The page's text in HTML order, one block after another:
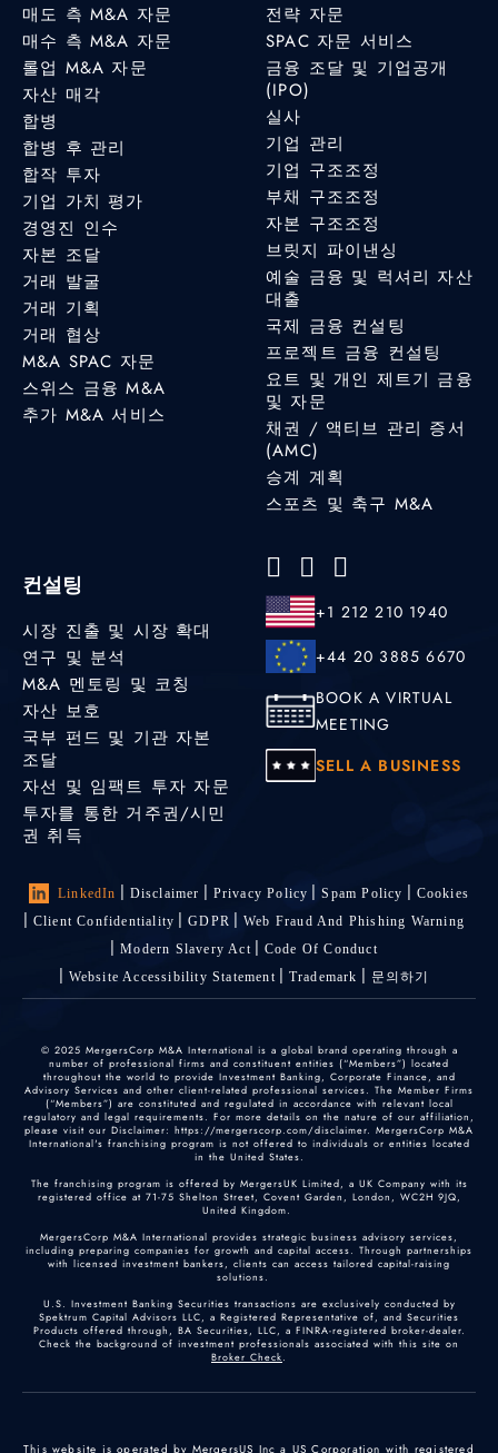
매도 측 M&A 자문
매수 측 M&A 자문
롤업 M&A 자문
자산 매각
합병
합병 후 관리
합작 투자
기업 가치 평가
경영진 인수
자본 조달
거래 발굴
거래 기획
거래 협상
M&A SPAC 자문
스위스 금융 M&A
추가 M&A 서비스
전략 자문
SPAC 자문 서비스
금융 조달 및 기업공개
(IPO)
실사
기업 관리
기업 구조조정
부채 구조조정
자본 구조조정
브릿지 파이낸싱
예술 금융 및 럭셔리 자산
대출
국제 금융 컨설팅
프로젝트 금융 컨설팅
요트 및 개인 제트기 금융
및 자문
채권 / 액티브 관리 증서
(AMC)
승계 계획
스포츠 및 축구 M&A
컨설팅
시장 진출 및 시장 확대
연구 및 분석
M&A 멘토링 및 코칭
자산 보호
국부 펀드 및 기관 자본
조달
자선 및 임팩트 투자 자문
투자를 통한 거주권/시민
권 취득
+1 212 210 1940
+44 20 3885 6670
BOOK A VIRTUAL
MEETING
SELL A BUSINESS
LinkedIn Disclaimer Privacy Policy Spam Policy
Cookies
Client Confidentiality
GDPR
Web Fraud And Phishing Warning
Modern Slavery Act
Code Of Conduct
Website Accessibility Statement
Trademark 문의하기
© 2025 MergersCorp M&A International is a global brand operating through a
number of professional firms and constituent entities (“Members”) located
throughout the world to provide Investment Banking, Corporate Finance, and
Advisory Services and other client-related professional services. The Member Firms
(“Members”) are constituted and regulated in accordance with relevant local
regulatory and legal requirements. For more details on the nature of our affiliation,
please visit our Disclaimer: https://mergerscorp.com/disclaimer. MergersCorp M&A
International's franchising program is not offered to individuals or entities located
in the United States.
The franchising program is offered by MergersUK Limited, a UK Company with its
registered office at 71-75 Shelton Street, Covent Garden, London, WC2H 9JQ,
United Kingdom.
MergersCorp M&A International provides strategic business advisory services,
including preparing companies for growth and capital access. Through partnerships
with licensed investment bankers, clients can access tailored capital-raising
solutions.
U.S. Investment Banking Securities transactions are exclusively conducted by
Spektrum Capital Advisors LLC, a Registered Representative of, and Securities
Products offered through, BA Securities, LLC, a FINRA-registered broker-dealer.
Check the background of investment professionals associated with this site on
Broker Check.
This website is operated by MergersUS Inc a US Corporation with registered